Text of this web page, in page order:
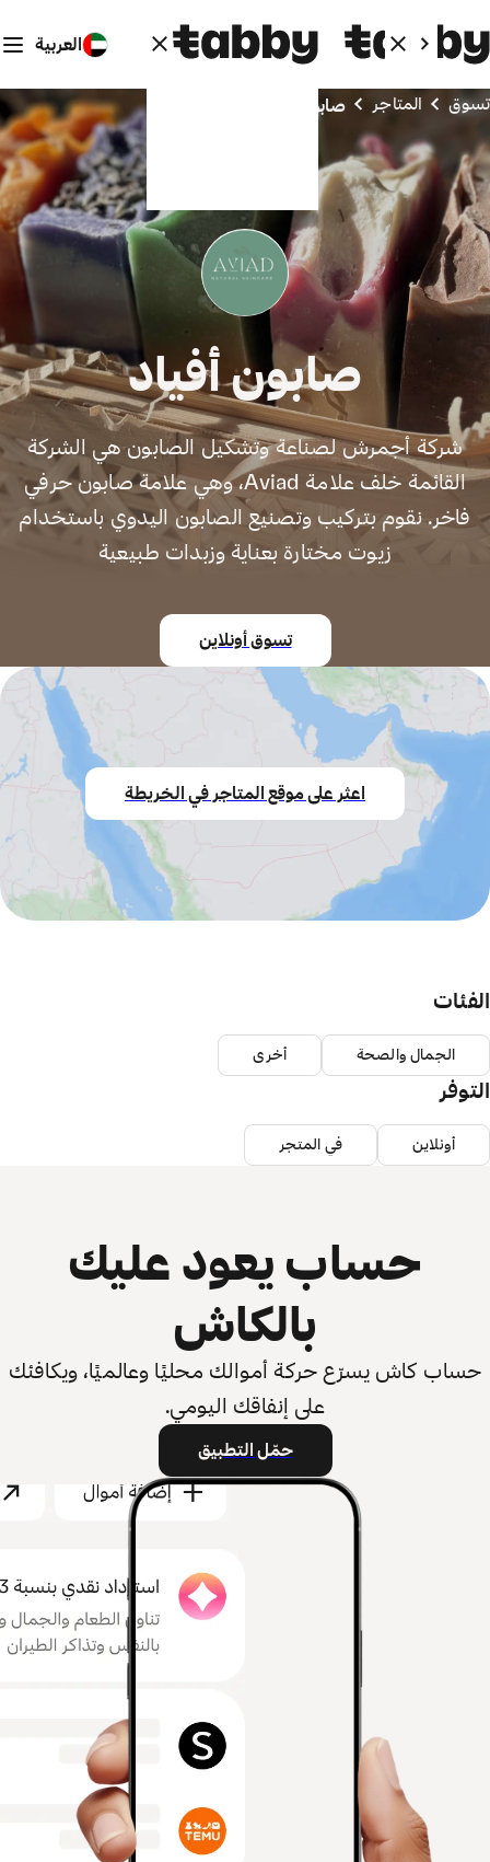
العربية
تسوق المتاجر صابون أفياد
صابون أفياد
شركة أجمرش لصناعة وتشكيل الصابون هي الشركة
القائمة خلف علامة Aviad، وهي علامة صابون حرفي
فاخر. نقوم بتركيب وتصنيع الصابون اليدوي باستخدام
زيوت مختارة بعناية وزبدات طبيعية
تسوق أونلاين
اعثر على موقع المتاجر في الخريطة
الفئات
الجمال والصحة أخرى
التوفر
أونلاين في المتجر
حساب يعود عليك
بالكاش
حساب كاش يسرّع حركة أموالك محليًا وعالميًا، ويكافئك
على إنفاقك اليومي.
حمّل التطبيق